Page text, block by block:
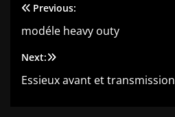
Navigation
de
l’article
Previous:
modéle heavy outy
Next:
Essieux avant et transmission